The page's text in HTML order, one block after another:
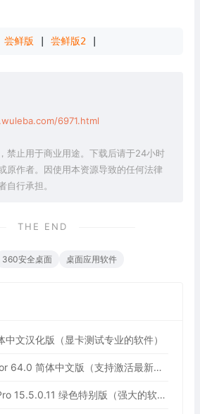
尝鲜版 尝鲜版2
6971.html
禁止用于商业用途。下载后请于24小时
原作者。因使用本资源导致的任何法律
自行承担。
THE END
360安全桌面 桌面应用软件
文汉化版（显卡测试专业的软件）
HEU KMS Activator 64.0 简体中文版（支持激活最新版Windows/Office离线永久激活）
IObit Uninstaller Pro 15.5.0.11 绿色特别版（强大的软件卸载工具）